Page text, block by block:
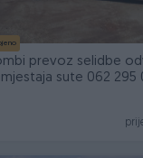
prevoz selidbe
sute 062 295